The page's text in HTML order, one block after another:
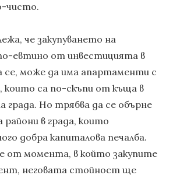
чисто.
че закупуването на
евтино от инвестицията в
се, може да има апартаменти с
които са по-скъпи от къща в
града. Но трябва да се обърне
райони в града, които
добра капиталова печалба.
от момента, в който закупите
неговата стойност ще